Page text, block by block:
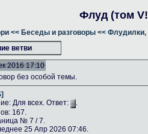
Флуд (том
<< Беседы и разговоры << Флудилки,
ветви
2016 17:10
без особой темы.
Для всех. Ответ:
.
167.
№ 7 / 7.
25 Апр 2026 07:46.